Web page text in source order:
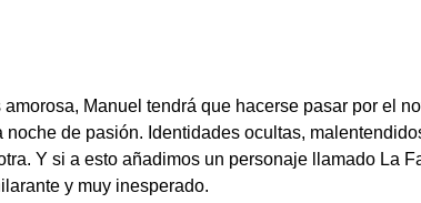
Manuel tendrá que hacerse pasar por el
noche de pasión. Identidades ocultas,
Y si a esto añadimos un personaje llamado La
y muy inesperado.